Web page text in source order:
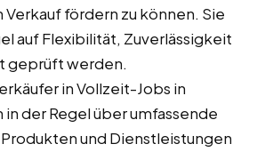
fördern zu können. Sie
auf Flexibilität, Zuverlässigkeit
geprüft werden.
in Vollzeit-Jobs in
der Regel über umfassende
und Dienstleistungen